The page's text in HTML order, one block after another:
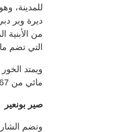
للمدينة،
ديرة وبر
من الأبنية
التي تضم ما يقارب
مائي من 67 نوعاً، وأكثر من 500 صنف مختلف من النباتات والحيوانات.
صير بونعير
وتضم